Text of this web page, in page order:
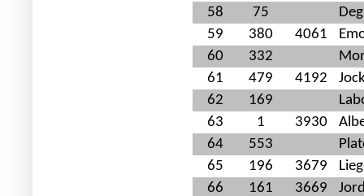
58
75
59
380 4061
60
332
61
479 4192
62
169
63
1 3930
64
553
65
196 3679
66
161 3669